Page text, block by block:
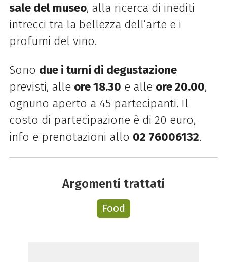
sale del museo, alla ricerca di inediti
intrecci tra la bellezza dell’arte e i
profumi del vino.
Sono due i turni di degustazione
previsti, alle ore 18.30 e alle ore 20.00,
ognuno aperto a 45 partecipanti. Il
costo di partecipazione è di 20 euro,
info e prenotazioni allo 02 76006132.
Argomenti trattati
Food